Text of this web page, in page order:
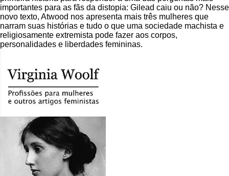
importantes para as fãs da distopia: Gilead caiu ou não? Nesse
novo texto, Atwood nos apresenta mais três mulheres que
narram suas histórias e tudo o que uma sociedade machista e
religiosamente extremista pode fazer aos corpos,
personalidades e liberdades femininas.